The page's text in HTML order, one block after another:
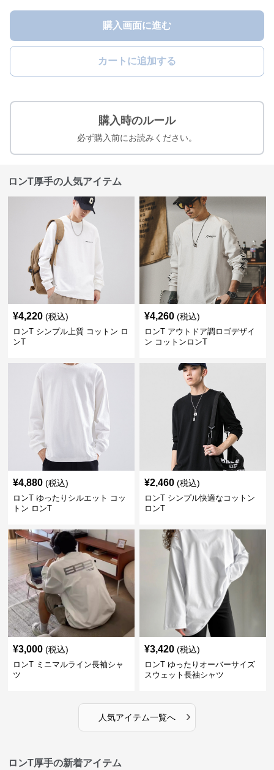
購入画面に進む
カートに追加する
購入時のルール
必ず購入前にお読みください。
ロンT厚手の人気アイテム
¥4,220 (税込)
ロンT シンプル上質 コットン ロ
ンT
¥4,260 (税込)
ロンT アウトドア調ロゴデザイ
ン コットンロンT
¥4,880 (税込)
ロンT ゆったりシルエット コッ
トン ロンT
¥2,460 (税込)
ロンT シンプル快適なコットン
ロンT
¥3,000 (税込)
ロンT ミニマルライン長袖シャ
ツ
¥3,420 (税込)
ロンT ゆったりオーバーサイズ
スウェット長袖シャツ
人気アイテム一覧へ ›
ロンT厚手の新着アイテム